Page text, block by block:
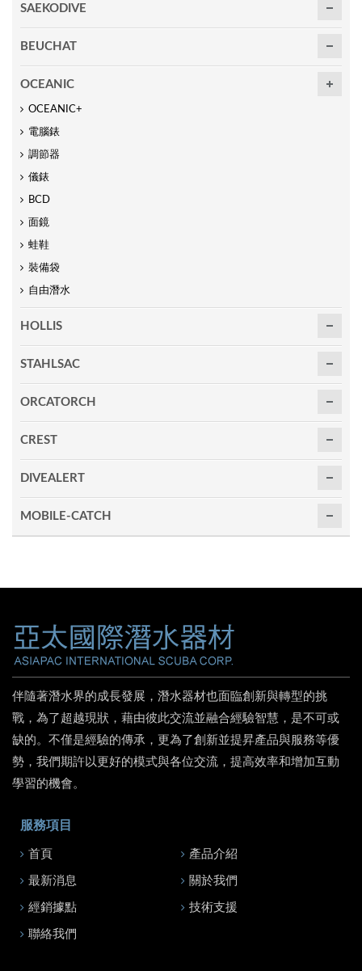
SAEKODIVE
BEUCHAT
OCEANIC
OCEANIC+
電腦錶
調節器
儀錶
BCD
面鏡
蛙鞋
裝備袋
自由潛水
HOLLIS
STAHLSAC
ORCATORCH
CREST
DIVEALERT
MOBILE-CATCH
伴隨著潛水界的成長發展，潛水器材也面臨創新與轉型的挑
戰，為了超越現狀，藉由彼此交流並融合經驗智慧，是不可或
缺的。不僅是經驗的傳承，更為了創新並提昇產品與服務等優
勢，我們期許以更好的模式與各位交流，提高效率和增加互動
學習的機會。
服務項目
首頁 產品介紹
最新消息 關於我們
經銷據點 技術支援
聯絡我們